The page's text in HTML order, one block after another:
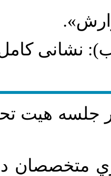
نشانی
جلسه هيت
متخصصان